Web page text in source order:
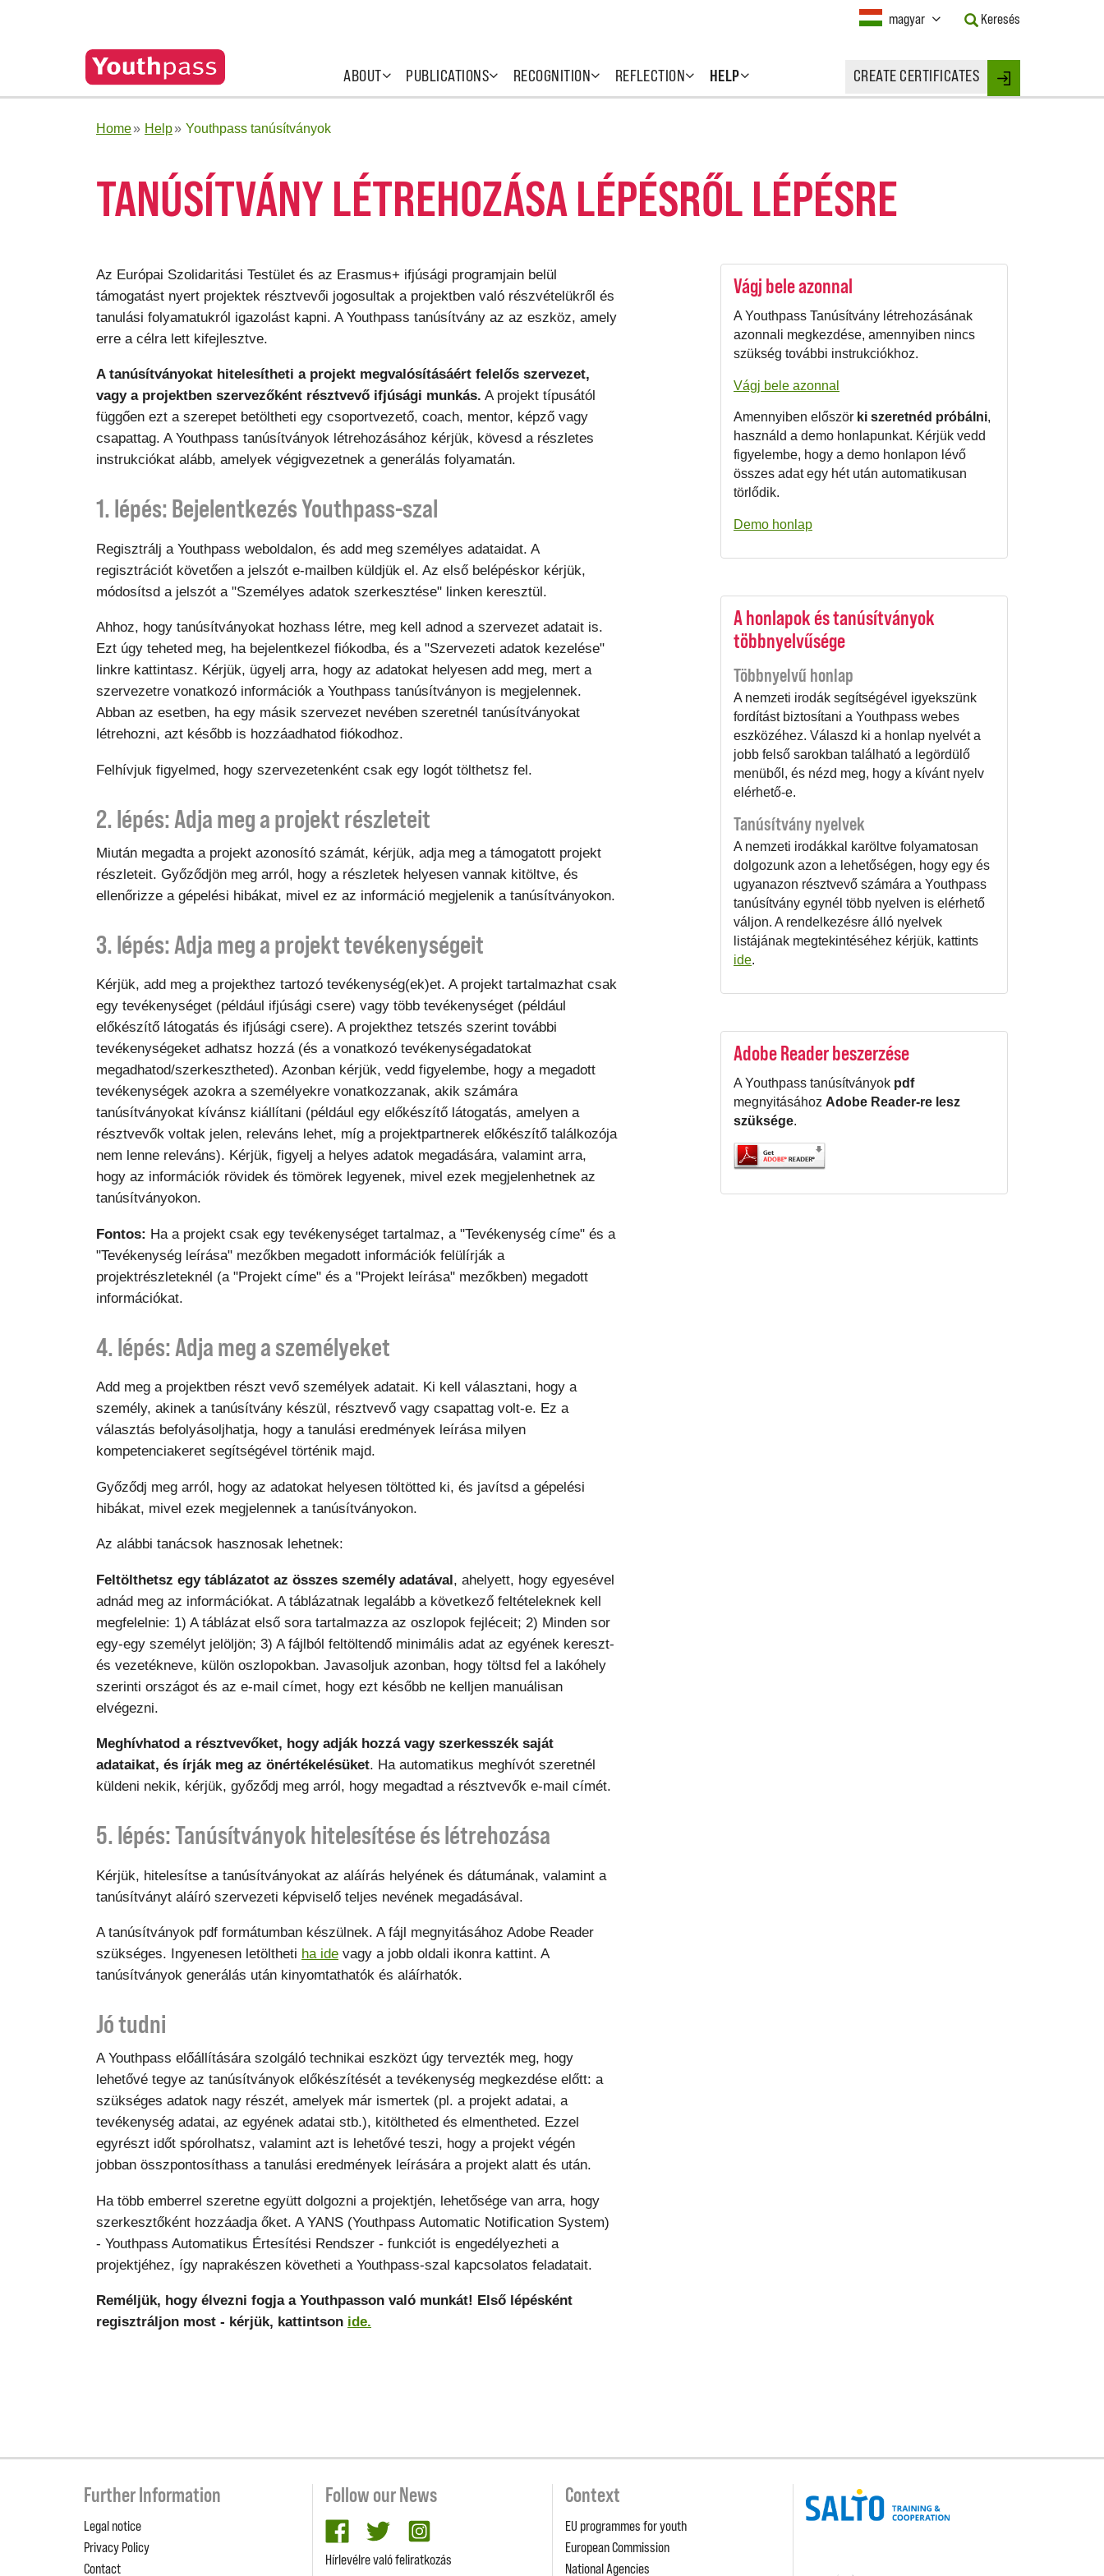
ABOUT PUBLICATIONS RECOGNITION REFLECTION HELP CREATE CERTIFICATES Login
Current
magyar
Button
to
Keresés
Home Help Youthpass tanúsítványok
TANÚSÍTVÁNY LÉTREHOZÁSA LÉPÉSRŐL LÉPÉSRE
Az Európai Szolidaritási Testület és az Erasmus+ ifjúsági programjain belül
támogatást nyert projektek résztvevői jogosultak a projektben való részvételükről és
tanulási folyamatukról igazolást kapni. A Youthpass tanúsítvány az az eszköz, amely
erre a célra lett kifejlesztve.
A tanúsítványokat hitelesítheti a projekt megvalósításáért felelős szervezet,
vagy a projektben szervezőként résztvevő ifjúsági munkás. A projekt típusától
függően ezt a szerepet betöltheti egy csoportvezető, coach, mentor, képző vagy
csapattag. A Youthpass tanúsítványok létrehozásához kérjük, kövesd a részletes
instrukciókat alább, amelyek végigvezetnek a generálás folyamatán.
1. lépés: Bejelentkezés Youthpass-szal
Regisztrálj a Youthpass weboldalon, és add meg személyes adataidat. A
regisztrációt követően a jelszót e-mailben küldjük el. Az első belépéskor kérjük,
módosítsd a jelszót a "Személyes adatok szerkesztése" linken keresztül.
Ahhoz, hogy tanúsítványokat hozhass létre, meg kell adnod a szervezet adatait is.
Ezt úgy teheted meg, ha bejelentkezel fiókodba, és a "Szervezeti adatok kezelése"
linkre kattintasz. Kérjük, ügyelj arra, hogy az adatokat helyesen add meg, mert a
szervezetre vonatkozó információk a Youthpass tanúsítványon is megjelennek.
Abban az esetben, ha egy másik szervezet nevében szeretnél tanúsítványokat
létrehozni, azt később is hozzáadhatod fiókodhoz.
Felhívjuk figyelmed, hogy szervezetenként csak egy logót tölthetsz fel.
2. lépés: Adja meg a projekt részleteit
Miután megadta a projekt azonosító számát, kérjük, adja meg a támogatott projekt
részleteit. Győződjön meg arról, hogy a részletek helyesen vannak kitöltve, és
ellenőrizze a gépelési hibákat, mivel ez az információ megjelenik a tanúsítványokon.
3. lépés: Adja meg a projekt tevékenységeit
Kérjük, add meg a projekthez tartozó tevékenység(ek)et. A projekt tartalmazhat csak
egy tevékenységet (például ifjúsági csere) vagy több tevékenységet (például
előkészítő látogatás és ifjúsági csere). A projekthez tetszés szerint további
tevékenységeket adhatsz hozzá (és a vonatkozó tevékenységadatokat
megadhatod/szerkesztheted). Azonban kérjük, vedd figyelembe, hogy a megadott
tevékenységek azokra a személyekre vonatkozzanak, akik számára
tanúsítványokat kívánsz kiállítani (például egy előkészítő látogatás, amelyen a
résztvevők voltak jelen, releváns lehet, míg a projektpartnerek előkészítő találkozója
nem lenne releváns). Kérjük, figyelj a helyes adatok megadására, valamint arra,
hogy az információk rövidek és tömörek legyenek, mivel ezek megjelenhetnek az
tanúsítványokon.
Fontos: Ha a projekt csak egy tevékenységet tartalmaz, a "Tevékenység címe" és a
"Tevékenység leírása" mezőkben megadott információk felülírják a
projektrészleteknél (a "Projekt címe" és a "Projekt leírása" mezőkben) megadott
információkat.
4. lépés: Adja meg a személyeket
Add meg a projektben részt vevő személyek adatait. Ki kell választani, hogy a
személy, akinek a tanúsítvány készül, résztvevő vagy csapattag volt-e. Ez a
választás befolyásoljhatja, hogy a tanulási eredmények leírása milyen
kompetenciakeret segítségével történik majd.
Győződj meg arról, hogy az adatokat helyesen töltötted ki, és javítsd a gépelési
hibákat, mivel ezek megjelennek a tanúsítványokon.
Az alábbi tanácsok hasznosak lehetnek:
Feltölthetsz egy táblázatot az összes személy adatával, ahelyett, hogy egyesével
adnád meg az információkat. A táblázatnak legalább a következő feltételeknek kell
megfelelnie: 1) A táblázat első sora tartalmazza az oszlopok fejléceit; 2) Minden sor
egy-egy személyt jelöljön; 3) A fájlból feltöltendő minimális adat az egyének kereszt-
és vezetékneve, külön oszlopokban. Javasoljuk azonban, hogy töltsd fel a lakóhely
szerinti országot és az e-mail címet, hogy ezt később ne kelljen manuálisan
elvégezni.
Meghívhatod a résztvevőket, hogy adják hozzá vagy szerkesszék saját
adataikat, és írják meg az önértékelésüket. Ha automatikus meghívót szeretnél
küldeni nekik, kérjük, győződj meg arról, hogy megadtad a résztvevők e-mail címét.
5. lépés: Tanúsítványok hitelesítése és létrehozása
Kérjük, hitelesítse a tanúsítványokat az aláírás helyének és dátumának, valamint a
tanúsítványt aláíró szervezeti képviselő teljes nevének megadásával.
A tanúsítványok pdf formátumban készülnek. A fájl megnyitásához Adobe Reader
szükséges. Ingyenesen letöltheti ha ide vagy a jobb oldali ikonra kattint. A
tanúsítványok generálás után kinyomtathatók és aláírhatók.
Jó tudni
A Youthpass előállítására szolgáló technikai eszközt úgy tervezték meg, hogy
lehetővé tegye az tanúsítványok előkészítését a tevékenység megkezdése előtt: a
szükséges adatok nagy részét, amelyek már ismertek (pl. a projekt adatai, a
tevékenység adatai, az egyének adatai stb.), kitöltheted és elmentheted. Ezzel
egyrészt időt spórolhatsz, valamint azt is lehetővé teszi, hogy a projekt végén
jobban összpontosíthass a tanulási eredmények leírására a projekt alatt és után.
Ha több emberrel szeretne együtt dolgozni a projektjén, lehetősége van arra, hogy
szerkesztőként hozzáadja őket. A YANS (Youthpass Automatic Notification System)
- Youthpass Automatikus Értesítési Rendszer - funkciót is engedélyezheti a
projektjéhez, így naprakészen követheti a Youthpass-szal kapcsolatos feladatait.
Reméljük, hogy élvezni fogja a Youthpasson való munkát! Első lépésként
regisztráljon most - kérjük, kattintson ide.
Vágj bele azonnal
A Youthpass Tanúsítvány létrehozásának
azonnali megkezdése, amennyiben nincs
szükség további instrukciókhoz.
Vágj bele azonnal
Amennyiben először ki szeretnéd próbálni,
használd a demo honlapunkat. Kérjük vedd
figyelembe, hogy a demo honlapon lévő
összes adat egy hét után automatikusan
törlődik.
Demo honlap
A honlapok és tanúsítványok
többnyelvűsége
Többnyelvű honlap
A nemzeti irodák segítségével igyekszünk
fordítást biztosítani a Youthpass webes
eszközéhez. Válaszd ki a honlap nyelvét a
jobb felső sarokban található a legördülő
menüből, és nézd meg, hogy a kívánt nyelv
elérhető-e.
Tanúsítvány nyelvek
A nemzeti irodákkal karöltve folyamatosan
dolgozunk azon a lehetőségen, hogy egy és
ugyanazon résztvevő számára a Youthpass
tanúsítvány egynél több nyelven is elérhető
váljon. A rendelkezésre álló nyelvek
listájának megtekintéséhez kérjük, kattints
ide.
Adobe Reader beszerzése
A Youthpass tanúsítványok pdf
megnyitásához Adobe Reader-re lesz
szüksége.
Further Information
Legal notice
Privacy Policy
Contact
Follow our News
facebooktwitter
Hírlevélre való feliratkozás
Context
EU programmes for youth
European Commission
National Agencies